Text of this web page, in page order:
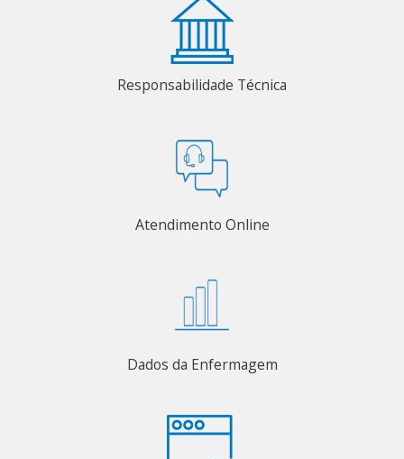
Responsabilidade Técnica
Atendimento Online
Dados da Enfermagem